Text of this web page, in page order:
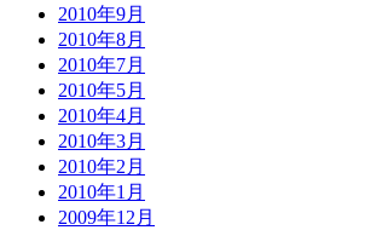
2010年9月
2010年8月
2010年7月
2010年5月
2010年4月
2010年3月
2010年2月
2010年1月
2009年12月